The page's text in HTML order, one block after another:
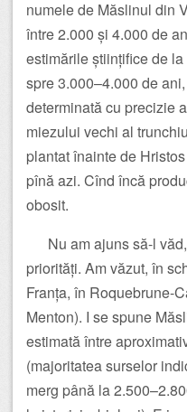
numele de Măslinul din
între 2.000 și 4.000 de
estimările științifice de
spre 3.000–4.000 de
determinată cu precizie
miezului vechi al
plantat înainte de
pînă azi. Cînd încă
obosit.
Nu am ajuns să-l
priorități. Am văzut, în
Franța, în Roquebrune-
Menton). I se spune
estimată între
(majoritatea surselor
merg până la